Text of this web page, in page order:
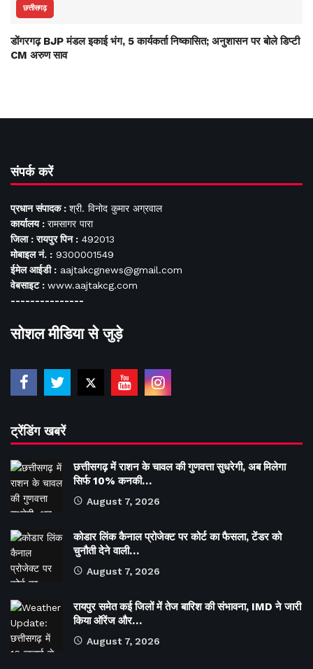
छत्तीसगढ़
डोंगरगढ़ BJP मंडल इकाई भंग, 5 कार्यकर्ता निष्कासित; अनुशासन पर बोले डिप्टी
CM अरुण साव
संपर्क करें
प्रधान संपादक : श्री. विनोद कुमार अग्रवाल
कार्यालय : रामसागर पारा
जिला : रायपुर पिन : 492013
मोबाइल नं. : 9300001549
ईमेल आईडी : aajtakcgnews@gmail.com
वेबसाइट : www.aajtakcg.com
---------------
सोशल मीडिया से जुड़े
ट्रेंडिंग खबरें
छत्तीसगढ़ में राशन के चावल की गुणवत्ता सुधरेगी, अब मिलेगा
सिर्फ 10% कनकी…
August 7, 2026
कोडार लिंक कैनाल प्रोजेक्ट पर कोर्ट का फैसला, टेंडर को
चुनौती देने वाली…
August 7, 2026
रायपुर समेत कई जिलों में तेज बारिश की संभावना, IMD ने जारी
किया ऑरेंज और…
August 7, 2026